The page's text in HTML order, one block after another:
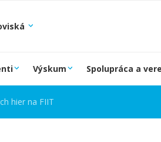
Výskum Spolupráca a
hier na FIIT